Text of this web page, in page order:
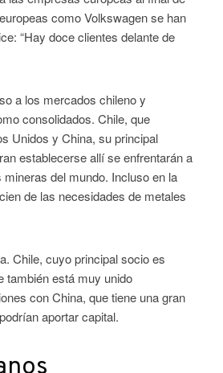
como Volkswagen se han
“Hay doce clientes delante de
a los mercados chileno y
consolidados. Chile, que
Unidos y China, su principal
establecerse allí se enfrentarán a
del mundo. Incluso en la
de las necesidades de metales
Chile, cuyo principal socio es
también está muy unido
con China, que tiene una gran
aportar capital.